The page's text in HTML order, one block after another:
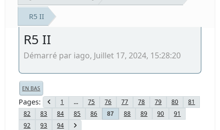
R5 II
R5 II
Démarré par iago, Juillet 17, 2024, 15:28:20
EN BAS
Pages 1 ... 75 76 77 78 79 80
81
82
83 84 85 86 87 88 89 90
91
92
93 94